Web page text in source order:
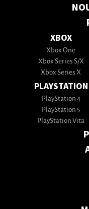
XBOX
Xbox One
Xbox Series S/X
Xbox Series X
PLAYSTATION
PlayStation 4
PlayStation 5
PlayStation Vita